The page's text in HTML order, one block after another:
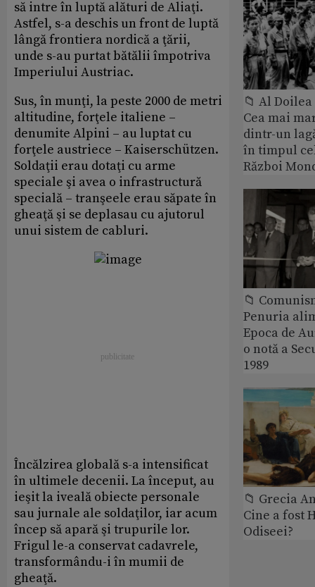
să intre în luptă alături de Aliaţi.
Astfel, s-a deschis un front de luptă
lângă frontiera nordică a ţării,
unde s-au purtat bătălii împotriva
Imperiului Austriac.
Sus, în munţi, la peste 2000 de metri
altitudine, forţele italiene –
denumite Alpini – au luptat cu
forţele austriece – Kaiserschützen.
Soldaţii erau dotaţi cu arme
speciale şi avea o infrastructură
specială – tranşeele erau săpate în
gheaţă şi se deplasau cu ajutorul
unui sistem de cabluri.
Încălzirea globală s-a intensificat
în ultimele decenii. La început, au
ieşit la iveală obiecte personale
sau jurnale ale soldaţilor, iar acum
încep să apară şi trupurile lor.
Frigul le-a conservat cadavrele,
transformându-i în mumii de
gheaţă.
📁 Al
Cea mai
dintr-un
în timpul
Război
📁
Penuria
Epoca de
o notă a
1989
📁 Grecia
Cine a fost
Odiseei?